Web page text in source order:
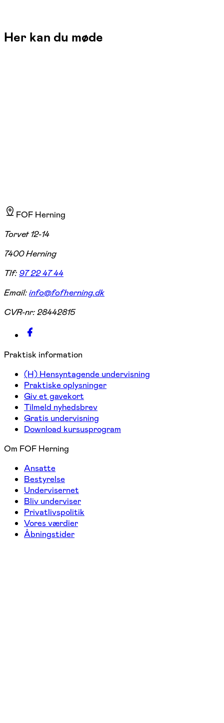
Her kan du møde
FOF Herning
Torvet 12-14
7400 Herning
Tlf:97 22 47 44
Email:info@fofherning.dk
CVR-nr:28442815
Praktisk information
(H) Hensyntagende undervisning
Praktiske oplysninger
Giv et gavekort
Tilmeld nyhedsbrev
Gratis undervisning
Download kursusprogram
Om FOF Herning
Ansatte
Bestyrelse
Undervisernet
Bliv underviser
Privatlivspolitik
Vores værdier
Åbningstider